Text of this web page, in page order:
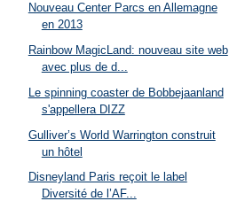
Nouveau Center Parcs en Allemagne
en 2013
Rainbow MagicLand: nouveau site web
avec plus de d...
Le spinning coaster de Bobbejaanland
s'appellera DIZZ
Gulliver’s World Warrington construit
un hôtel
Disneyland Paris reçoit le label
Diversité de l’AF...